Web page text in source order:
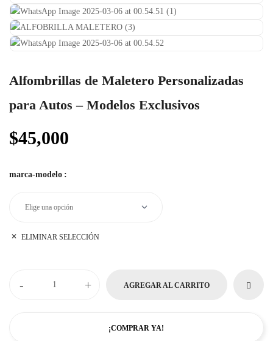
Alfombrillas de Maletero Personalizadas
para Autos – Modelos Exclusivos
$45,000
marca-modelo :
ELIMINAR SELECCIÓN
- + AGREGAR AL CARRITO
¡COMPRAR YA!